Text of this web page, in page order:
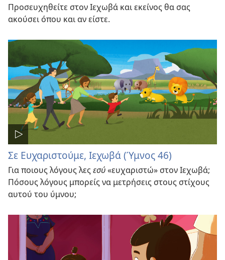
Προσευχηθείτε στον Ιεχωβά και εκείνος θα σας
ακούσει όπου και αν είστε.
Σε Ευχαριστούμε, Ιεχωβά (Ύμνος 46)
Για ποιους λόγους λες εσύ«ευχαριστώ» στον Ιεχωβά;
Πόσους λόγους μπορείς να μετρήσεις στους στίχους
αυτού του ύμνου;